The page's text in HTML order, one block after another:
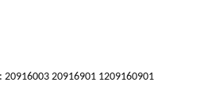
20916901 1209160901